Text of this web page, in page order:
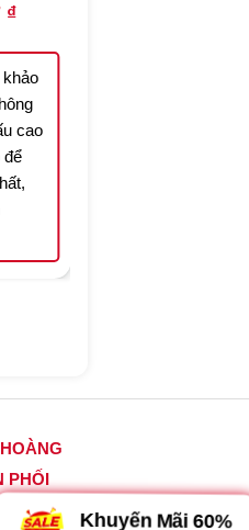
₫Current
11.937.927 ₫.
cao
để
PHỐI
Khuyến Mãi 60%